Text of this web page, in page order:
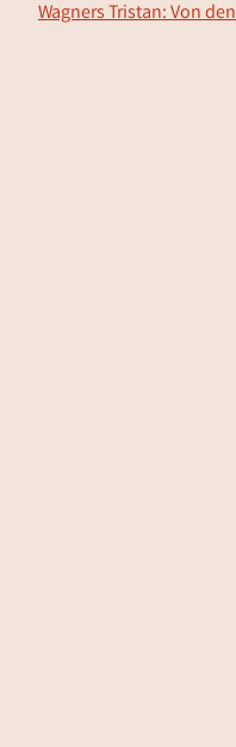
Wagners Tristan: Von